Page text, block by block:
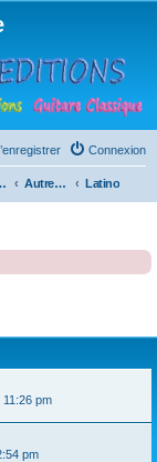
Connexion
Autres musiques Latino
11:26 pm
pm